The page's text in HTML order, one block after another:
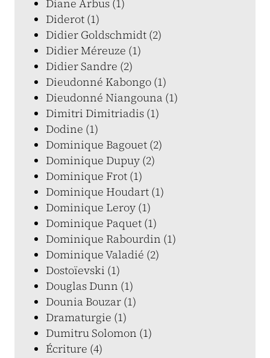
Diane Arbus (1)
Diderot (1)
Didier Goldschmidt (2)
Didier Méreuze (1)
Didier Sandre (2)
Dieudonné Kabongo (1)
Dieudonné Niangouna (1)
Dimitri Dimitriadis (1)
Dodine (1)
Dominique Bagouet (2)
Dominique Dupuy (2)
Dominique Frot (1)
Dominique Houdart (1)
Dominique Leroy (1)
Dominique Paquet (1)
Dominique Rabourdin (1)
Dominique Valadié (2)
Dostoïevski (1)
Douglas Dunn (1)
Dounia Bouzar (1)
Dramaturgie (1)
Dumitru Solomon (1)
Écriture (4)